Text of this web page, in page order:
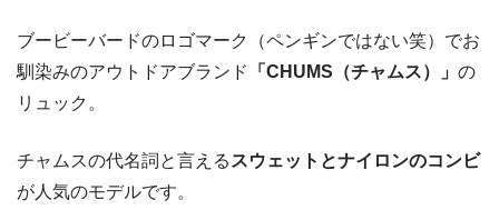
ブービーバードのロゴマーク（ペンギンではない笑）でお
馴染みのアウトドアブランド
「CHUMS（チャムス）」 の
リュック。
チャムスの代名詞と言える スウェットとナイロンのコンビ
が人気のモデルです。